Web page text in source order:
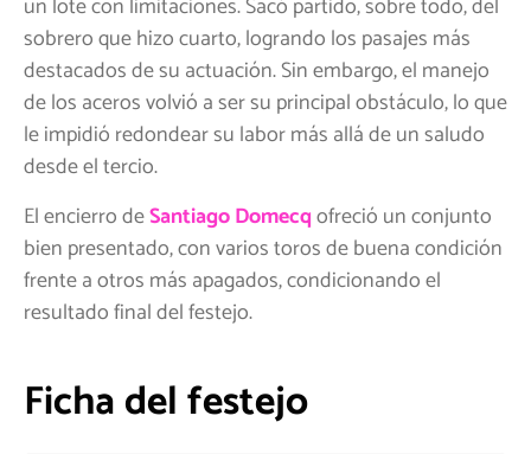
un lote con limitaciones. Sacó partido, sobre todo, del
sobrero que hizo cuarto, logrando los pasajes más
destacados de su actuación. Sin embargo, el manejo
de los aceros volvió a ser su principal obstáculo, lo que
le impidió redondear su labor más allá de un saludo
desde el tercio.
El encierro deSantiago Domecqofreció un conjunto
bien presentado, con varios toros de buena condición
frente a otros más apagados, condicionando el
resultado final del festejo.
Ficha del festejo